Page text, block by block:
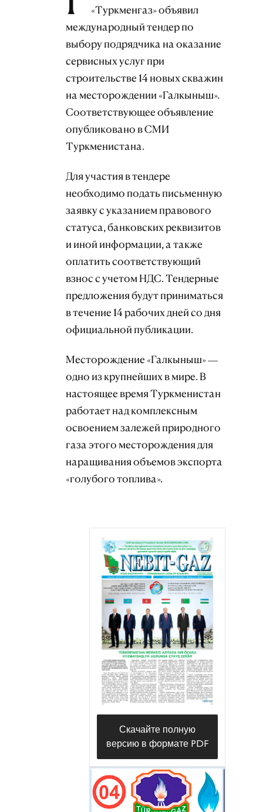
«Туркменгаз» объявил
международный тендер по
выбору подрядчика на оказание
сервисных услуг при
строительстве 14 новых скважин
на месторождении «Галкыныш».
Соответствующее объявление
опубликовано в СМИ
Туркменистана.
Для участия в тендере
необходимо подать письменную
заявку с указанием правового
статуса, банковских реквизитов
и иной информации, а также
оплатить соответствующий
взнос с учетом НДС. Тендерные
предложения будут приниматься
в течение 14 рабочих дней со дня
официальной публикации.
Месторождение «Галкыныш» —
одно из крупнейших в мире. В
настоящее время Туркменистан
работает над комплексным
освоением залежей природного
газа этого месторождения для
наращивания объемов экспорта
«голубого топлива».
Скачайте полную
версию в формате PDF